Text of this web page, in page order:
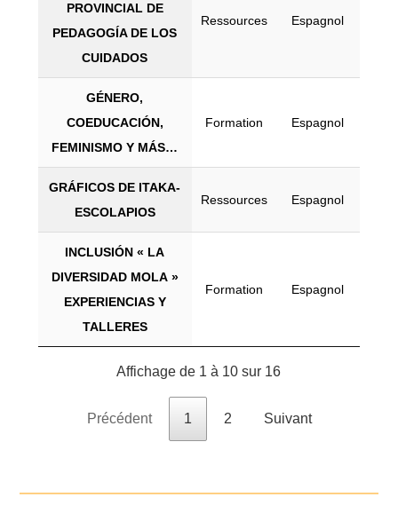
PROVINCIAL DE
PEDAGOGÍA DE LOS
CUIDADOS
Ressources Espagnol
GÉNERO,
COEDUCACIÓN,
FEMINISMO Y MÁS…
Formation Espagnol
GRÁFICOS DE ITAKA-
ESCOLAPIOS
Ressources Espagnol
INCLUSIÓN « LA
DIVERSIDAD MOLA »
EXPERIENCIAS Y
TALLERES
Formation Espagnol
Affichage de 1 à 10 sur 16
Précédent 1 2 Suivant